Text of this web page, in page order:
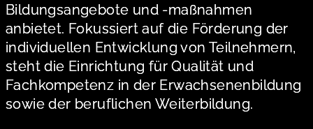
Bildungsangebote und -maßnahmen
anbietet. Fokussiert auf die Förderung der
individuellen Entwicklung von Teilnehmern,
steht die Einrichtung für Qualität und
Fachkompetenz in der Erwachsenenbildung
sowie der beruflichen Weiterbildung.